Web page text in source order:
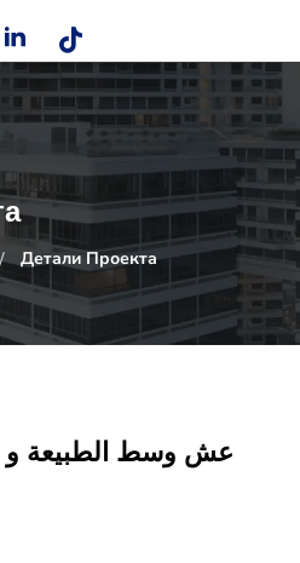
Детали Проекта
عش وسط الطبيعة و